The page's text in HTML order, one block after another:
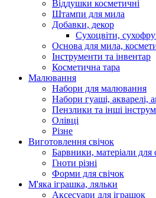
Віддушки косметичні
Штампи для мила
Добавки, декор
Сухоцвіти,
Основа для мила,
Інструменти та інвентар
Косметична тара
Малювання
Набори для малювання
Набори гуаші, акварелі,
Пензлики та інші
Олівці
Різне
Виготовлення свічок
Барвники, матеріали для
Гноти різні
Форми для свічок
М'яка іграшка, ляльки
Аксесуари для іграшок